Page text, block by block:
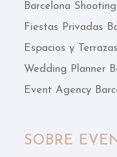
Barcelona Shooting
Fiestas Privadas
Espacios y Terrazas
Wedding Planner
Event Agency
SOBRE